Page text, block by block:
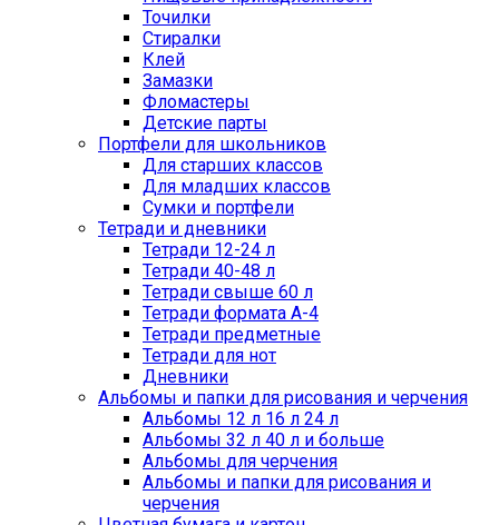
Точилки
Стиралки
Клей
Замазки
Фломастеры
Детские парты
Портфели для школьников
Для старших классов
Для младших классов
Сумки и портфели
Тетради и дневники
Тетради 12-24 л
Тетради 40-48 л
Тетради свыше 60 л
Тетради формата А-4
Тетради предметные
Тетради для нот
Дневники
Альбомы и папки для рисования и черчения
Альбомы 12 л 16 л 24 л
Альбомы 32 л 40 л и больше
Альбомы для черчения
Альбомы и папки для рисования и
черчения